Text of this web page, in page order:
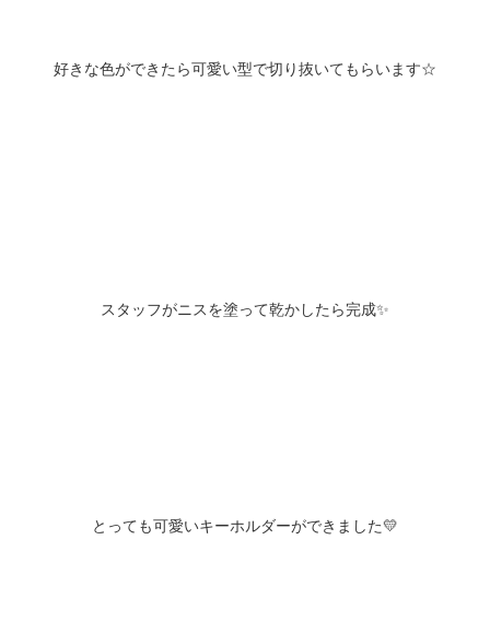
好きな色ができたら可愛い型で切り抜いてもらいます☆
スタッフがニスを塗って乾かしたら完成✨
とっても可愛いキーホルダーができました💛